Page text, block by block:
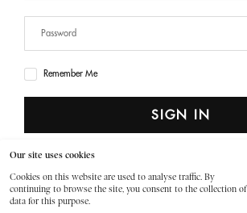
Our site uses cookies
Cookies on this website are used to analyse traffic. By
continuing to browse the site, you consent to the collection of
data for this purpose.
Remember Me
SIGN IN
Lost Your Password?